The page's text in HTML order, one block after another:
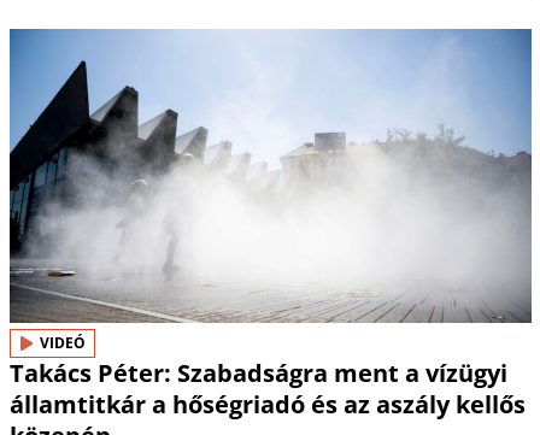
VIDEÓ
Takács Péter: Szabadságra ment a vízügyi
államtitkár a hőségriadó és az aszály kellős